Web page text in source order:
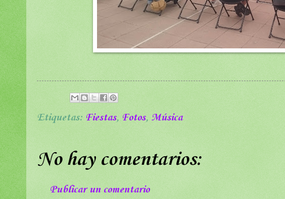
Etiquetas: Fiestas, Fotos, Música
No hay comentarios:
Publicar un comentario